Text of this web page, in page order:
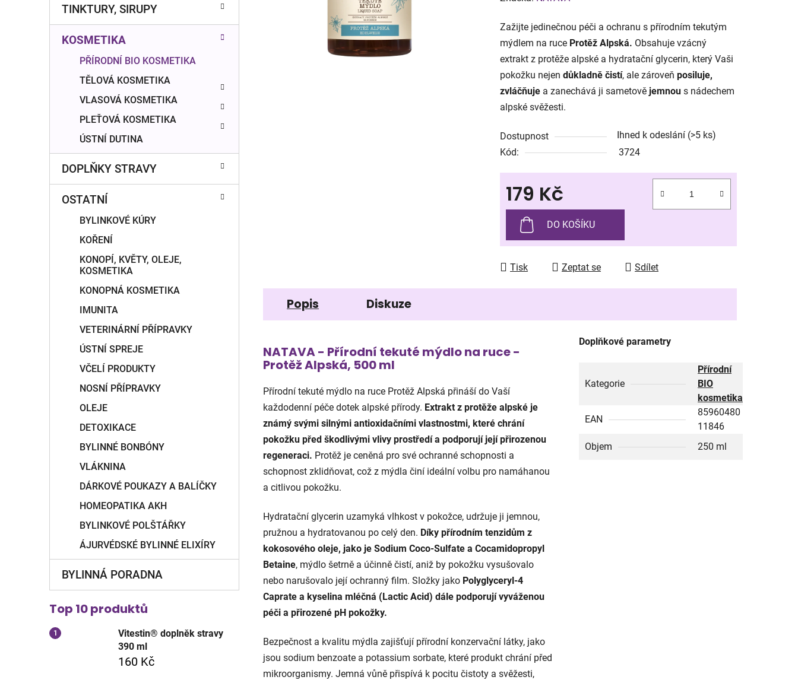
TINKTURY, SIRUPY
KOSMETIKA
PŘÍRODNÍ BIO KOSMETIKA
TĚLOVÁ KOSMETIKA
VLASOVÁ KOSMETIKA
PLEŤOVÁ KOSMETIKA
ÚSTNÍ DUTINA
DOPLŇKY STRAVY
OSTATNÍ
BYLINKOVÉ KÚRY
KOŘENÍ
KONOPÍ, KVĚTY, OLEJE,
KOSMETIKA
KONOPNÁ KOSMETIKA
IMUNITA
VETERINÁRNÍ PŘÍPRAVKY
ÚSTNÍ SPREJE
VČELÍ PRODUKTY
NOSNÍ PŘÍPRAVKY
OLEJE
DETOXIKACE
BYLINNÉ BONBÓNY
VLÁKNINA
DÁRKOVÉ POUKAZY A BALÍČKY
HOMEOPATIKA AKH
BYLINKOVÉ POLŠTÁŘKY
ÁJURVÉDSKÉ BYLINNÉ ELIXÍRY
BYLINNÁ PORADNA
Top 10 produktů
Vitestin® doplněk stravy
390 ml
160 Kč
je
0,0
z
5
hvězdiček.
Zažijte jedinečnou péči a ochranu s přírodním tekutým
mýdlem na ruce Protěž Alpská. Obsahuje vzácný
extrakt z protěže alpské a hydratační glycerin, který Vaši
pokožku nejen důkladně čistí, ale zároveň posiluje,
zvláčňuje a zanechává ji sametově jemnou s nádechem
alpské svěžesti.
Dostupnost Ihned k odeslání (>5 ks)
Kód:
3724
179 Kč
Měrná cena:
DO KOŠÍKU
Tisk Zeptat se Sdílet
Popis Diskuze
NATAVA - Přírodní tekuté mýdlo na ruce -
Protěž Alpská, 500 ml
Přírodní tekuté mýdlo na ruce Protěž Alpská přináší do Vaší
každodenní péče dotek alpské přírody. Extrakt z protěže alpské je
známý svými silnými antioxidačními vlastnostmi, které chrání
pokožku před škodlivými vlivy prostředí a podporují její přirozenou
regeneraci. Protěž je ceněná pro své ochranné schopnosti a
schopnost zklidňovat, což z mýdla činí ideální volbu pro namáhanou
a citlivou pokožku.
Hydratační glycerin uzamyká vlhkost v pokožce, udržuje ji jemnou,
pružnou a hydratovanou po celý den. Díky přírodním tenzidům z
kokosového oleje, jako je Sodium Coco-Sulfate a Cocamidopropyl
Betaine, mýdlo šetrně a účinně čistí, aniž by pokožku vysušovalo
nebo narušovalo její ochranný film. Složky jako Polyglyceryl-4
Caprate a kyselina mléčná (Lactic Acid) dále podporují vyváženou
péči a přirozené pH pokožky.
Bezpečnost a kvalitu mýdla zajišťují přírodní konzervační látky, jako
jsou sodium benzoate a potassium sorbate, které produkt chrání před
mikroorganismy. Jemná vůně přispívá k pocitu čistoty a svěžesti,
Doplňkové parametry
Kategorie
Přírodní
BIO
kosmetika
EAN
85960480
11846
Objem
250 ml